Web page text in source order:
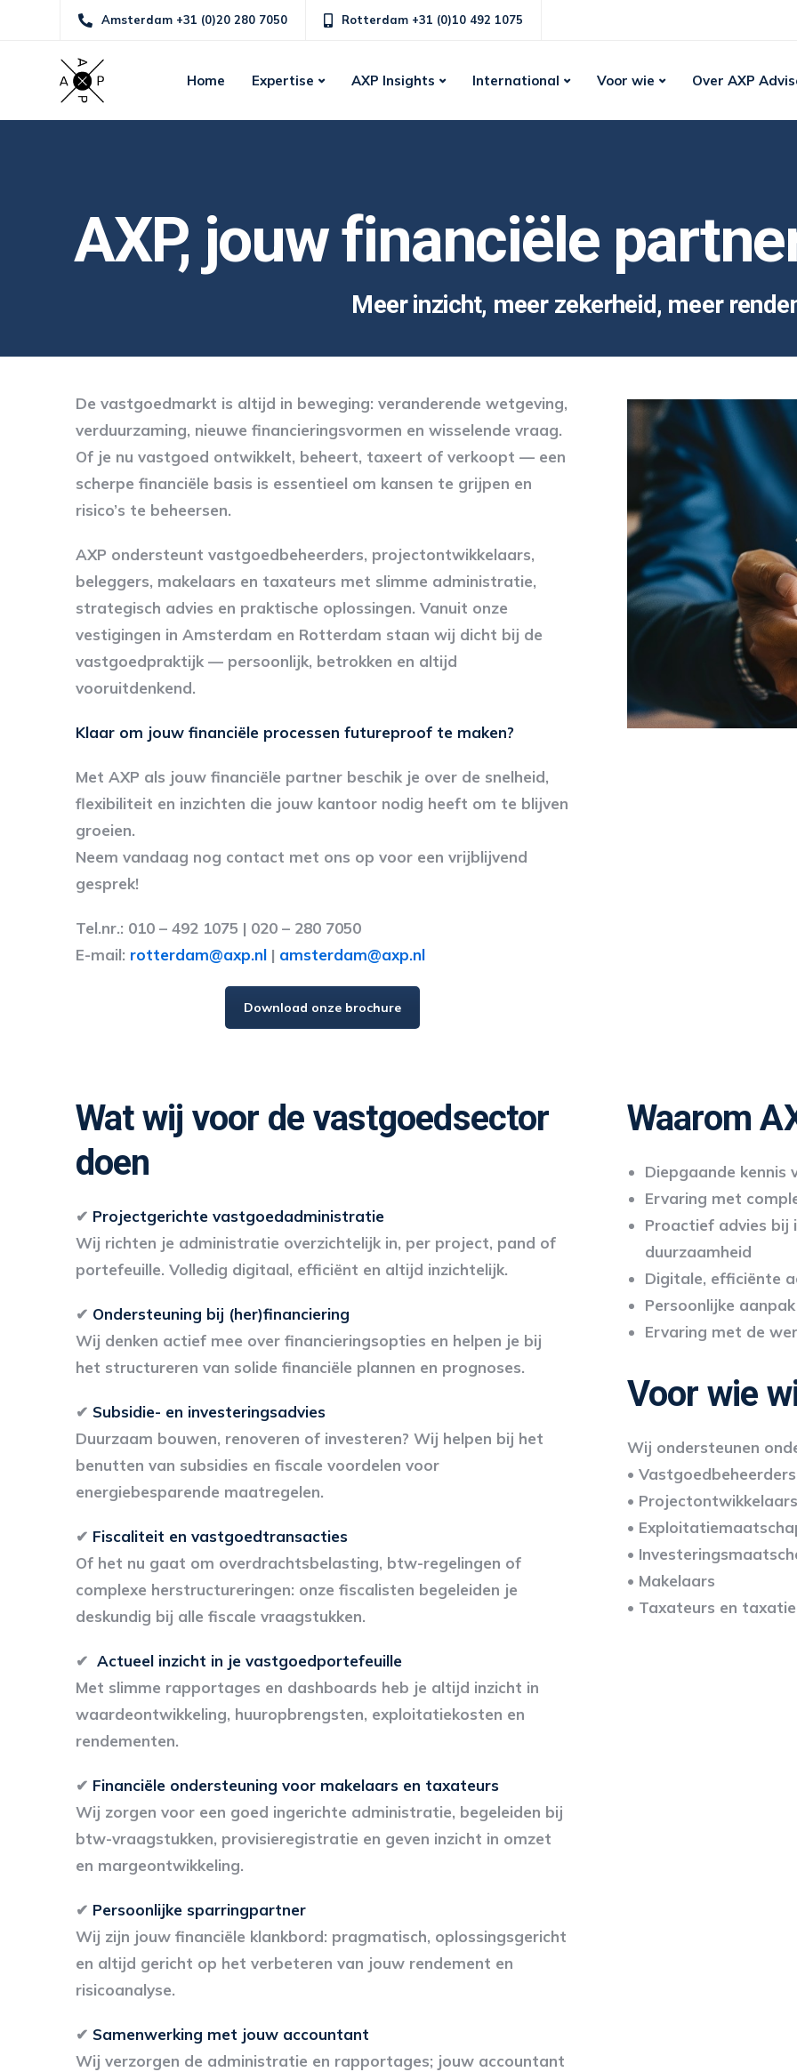
Amsterdam +31 (0)20 280 7050 Rotterdam +31 (0)10 492 1075
Home Expertise AXP Insights International Voor wie Over AXP
AXP, jouw financiële
Meer inzicht, meer zekerheid, meer
De vastgoedmarkt is altijd in beweging: veranderende wetgeving,
verduurzaming, nieuwe financieringsvormen en wisselende vraag.
Of je nu vastgoed ontwikkelt, beheert, taxeert of verkoopt — een
scherpe financiële basis is essentieel om kansen te grijpen en
risico’s te beheersen.
AXP ondersteunt vastgoedbeheerders, projectontwikkelaars,
beleggers, makelaars en taxateurs met slimme administratie,
strategisch advies en praktische oplossingen. Vanuit onze
vestigingen in Amsterdam en Rotterdam staan wij dicht bij de
vastgoedpraktijk — persoonlijk, betrokken en altijd
vooruitdenkend.
Klaar om jouw financiële processen futureproof te maken?
Met AXP als jouw financiële partner beschik je over de snelheid,
flexibiliteit en inzichten die jouw kantoor nodig heeft om te blijven
groeien.
Neem vandaag nog contact met ons op voor een vrijblijvend
gesprek!
Tel.nr.: 010 – 492 1075 | 020 – 280 7050
E-mail: rotterdam@axp.nl| amsterdam@axp.nl
Download onze brochure
Wat wij voor de vastgoedsector
doen
✔ Projectgerichte vastgoedadministratie
Wij richten je administratie overzichtelijk in, per project, pand of
portefeuille. Volledig digitaal, efficiënt en altijd inzichtelijk.
✔ Ondersteuning bij (her)financiering
Wij denken actief mee over financieringsopties en helpen je bij
het structureren van solide financiële plannen en prognoses.
✔ Subsidie- en investeringsadvies
Duurzaam bouwen, renoveren of investeren? Wij helpen bij het
benutten van subsidies en fiscale voordelen voor
energiebesparende maatregelen.
✔ Fiscaliteit en vastgoedtransacties
Of het nu gaat om overdrachtsbelasting, btw-regelingen of
complexe herstructureringen: onze fiscalisten begeleiden je
deskundig bij alle fiscale vraagstukken.
✔ Actueel inzicht in je vastgoedportefeuille
Met slimme rapportages en dashboards heb je altijd inzicht in
waardeontwikkeling, huuropbrengsten, exploitatiekosten en
rendementen.
✔ Financiële ondersteuning voor makelaars en taxateurs
Wij zorgen voor een goed ingerichte administratie, begeleiden bij
btw-vraagstukken, provisieregistratie en geven inzicht in omzet
en margeontwikkeling.
✔ Persoonlijke sparringpartner
Wij zijn jouw financiële klankbord: pragmatisch, oplossingsgericht
en altijd gericht op het verbeteren van jouw rendement en
risicoanalyse.
✔ Samenwerking met jouw accountant
Wij verzorgen de administratie en rapportages; jouw accountant
Waarom
Diepgaande kennis
Ervaring met
Proactief advies bij
duurzaamheid
Digitale, efficiënte
Persoonlijke
Ervaring met de
Voor wie
Wij ondersteunen
• Vastgoedbeheerders
• Projectontwikkelaars
•
•
• Makelaars
• Taxateurs en